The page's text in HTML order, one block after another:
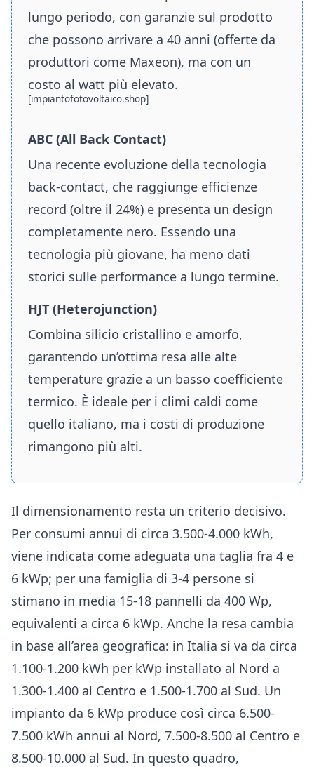
lungo periodo, con garanzie sul prodotto
che possono arrivare a 40 anni (offerte da
produttori come Maxeon), ma con un
costo al watt più elevato.
[impiantofotovoltaico.shop]
ABC (All Back Contact)
Una recente evoluzione della tecnologia
back-contact, che raggiunge efficienze
record (oltre il 24%) e presenta un design
completamente nero. Essendo una
tecnologia più giovane, ha meno dati
storici sulle performance a lungo termine.
HJT (Heterojunction)
Combina silicio cristallino e amorfo,
garantendo un’ottima resa alle alte
temperature grazie a un basso coefficiente
termico. È ideale per i climi caldi come
quello italiano, ma i costi di produzione
rimangono più alti.
Il dimensionamento resta un criterio decisivo.
Per consumi annui di circa 3.500-4.000 kWh,
viene indicata come adeguata una taglia fra 4 e
6 kWp; per una famiglia di 3-4 persone si
stimano in media 15-18 pannelli da 400 Wp,
equivalenti a circa 6 kWp. Anche la resa cambia
in base all’area geografica: in Italia si va da circa
1.100-1.200 kWh per kWp installato al Nord a
1.300-1.400 al Centro e 1.500-1.700 al Sud. Un
impianto da 6 kWp produce così circa 6.500-
7.500 kWh annui al Nord, 7.500-8.500 al Centro e
8.500-10.000 al Sud. In questo quadro,